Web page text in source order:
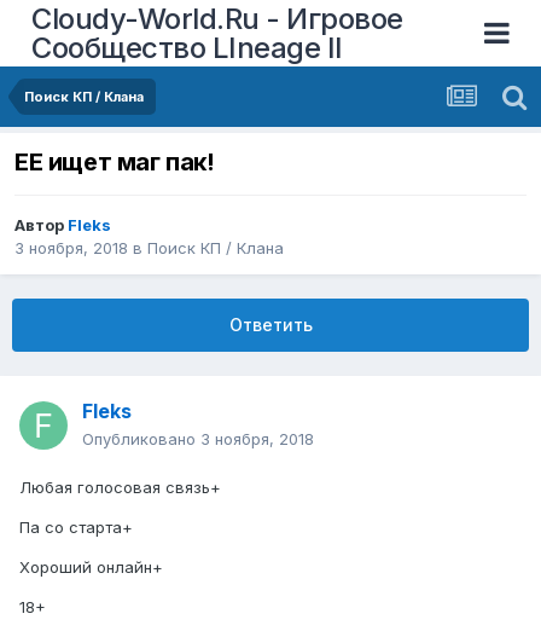
Cloudy-World.Ru - Игровое
Сообщество LIneage II
Поиск КП / Клана
ЕЕ ищет маг пак!
Автор Fleks
3 ноября, 2018 в Поиск КП / Клана
Ответить
Fleks
Опубликовано 3 ноября, 2018
Любая голосовая связь+
Па со старта+
Хороший онлайн+
18+